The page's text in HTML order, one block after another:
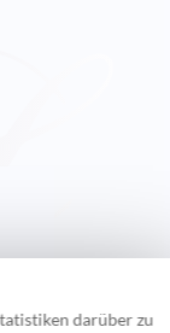
darüber zu